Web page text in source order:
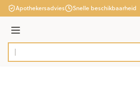
Ga naar de inhoud
Apothekersadvies Snelle beschikbaarheid
Menu
Product, merk, categorie...